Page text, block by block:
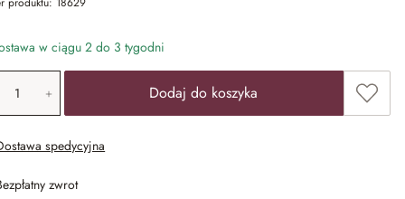
w ciągu 2 do 3 tygodni
produktu: Wprowadź żądaną wartość
Dodaj do koszyka
spedycyjna
zwrot